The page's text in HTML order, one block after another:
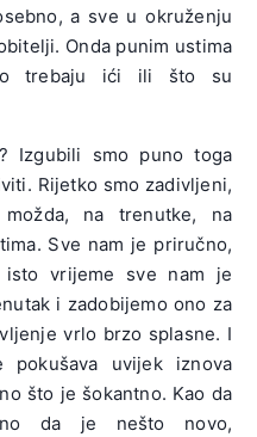
a sve u okruženju
Onda punim ustima
trebaju ići ili što su
Izgubili smo puno toga
Rijetko smo zadivljeni,
na trenutke, na
Sve nam je priručno,
vrijeme sve nam je
i zadobijemo ono za
vrlo brzo splasne. I
pokušava uvijek iznova
što je šokantno. Kao da
da je nešto novo,